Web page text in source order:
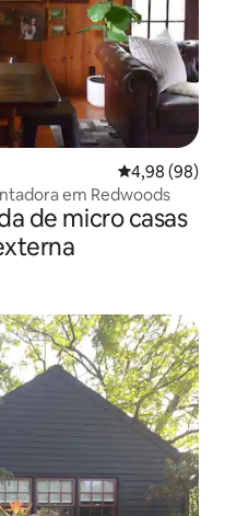
4,98 de uma
4,98 (98)
em Redwoods
de micro casas
hóspedes